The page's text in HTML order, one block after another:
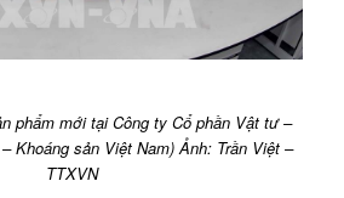
phẩm mới tại Công ty Cổ phần Vật tư –
Khoáng sản Việt Nam) Ảnh: Trần Việt –
TTXVN